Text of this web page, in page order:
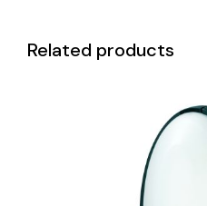
Related products